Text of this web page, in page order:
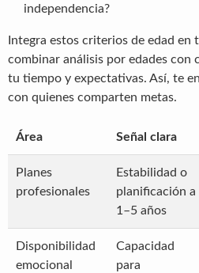
independencia?
Integra estos criterios de edad en
combinar análisis por edades
tu tiempo y expectativas. Así, te
con quienes comparten metas.
Área Señal clara
Planes
profesionales
Estabilidad o
planificación a
1–5 años
Disponibilidad
emocional
Capacidad
para